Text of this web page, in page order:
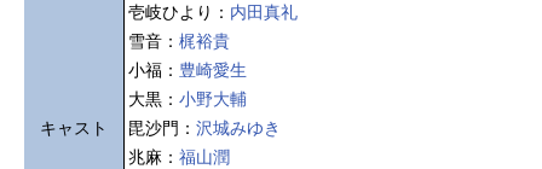
キャスト
壱岐ひより： 内田真礼
雪音： 梶裕貴
小福： 豊崎愛生
大黒： 小野大輔
毘沙門： 沢城みゆき
兆麻： 福山潤